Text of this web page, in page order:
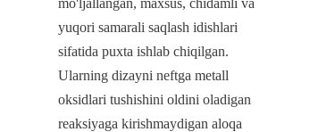
yuqori samarali saqlash idishlari
sifatida puxta ishlab chiqilgan.
Ularning dizayni neftga metall
oksidlari tushishini oldini oladigan
reaksiyaga kirishmaydigan aloqa